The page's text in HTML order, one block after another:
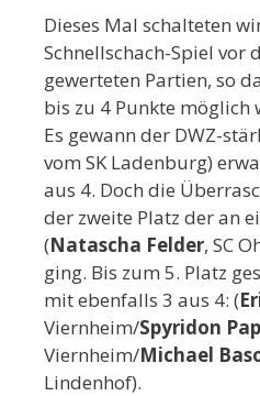
Dieses Mal schalteten
Schnellschach-Spiel vor
gewerteten Partien, so
bis zu 4 Punkte möglich
Es gewann der DWZ-
vom SK Ladenburg)
aus 4. Doch die
der zweite Platz der an
(Natascha Felder, SC
ging. Bis zum 5. Platz
mit ebenfalls 3 aus 4: (
Viernheim/Spyridon
Viernheim/Michael
Lindenhof).